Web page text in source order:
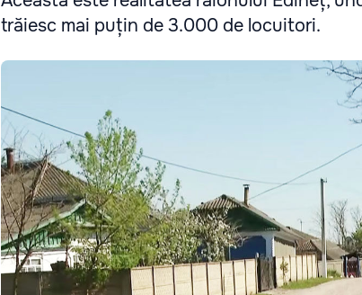
trăiesc mai puțin de 3.000 de locuitori.